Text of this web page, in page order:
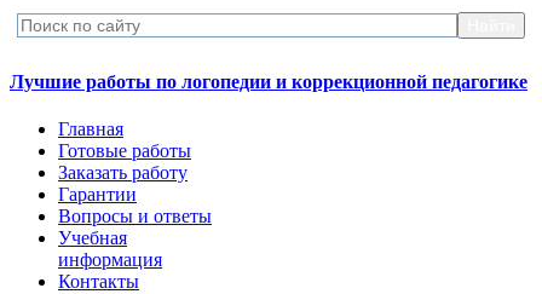
Лучшие работы по логопедии и коррекционной педагогике
Главная
Готовые работы
Заказать работу
Гарантии
Вопросы и ответы
Учебная
информация
Контакты